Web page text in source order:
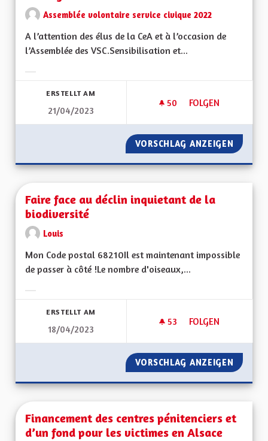
Assemblée volontaire service civique 2022
A l’attention des élus de la CeA et à l’occasion de
l’Assemblée des VSC.Sensibilisation et...
ERSTELLT AM
21/04/2023
50 50 FOLLOWER
FOLGEN
PRÉSERVATION
VORSCHLAG ANZEIGEN
Faire face au déclin inquietant de la
biodiversité
Louis
Mon Code postal 68210Il est maintenant impossible
de passer à côté !Le nombre d'oiseaux,...
ERSTELLT AM
18/04/2023
53 53 FOLLOWER
FOLGEN
FAIRE FACE AU
VORSCHLAG ANZEIGEN FAIRE
Financement des centres pénitenciers et
d’un fond pour les victimes en Alsace